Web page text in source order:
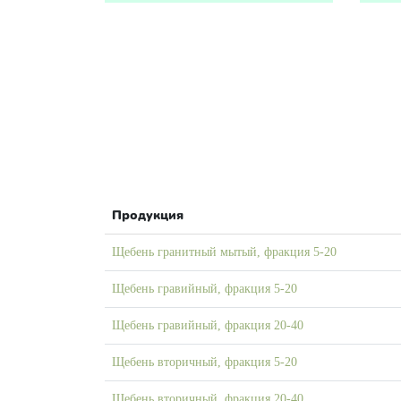
Продукция
Щебень гранитный мытый, фракция 5-20
Щебень гравийный, фракция 5-20
Щебень гравийный, фракция 20-40
Щебень вторичный, фракция 5-20